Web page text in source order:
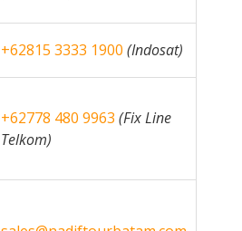
+62815 3333 1900 (Indosat)
+62778 480 9963 (Fix Line
Telkom)